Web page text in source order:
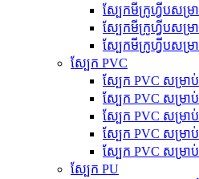
ស្បែកមីក្រូហ្វីបសម្រ
ស្បែកមីក្រូហ្វីបសម្រា
ស្បែកមីក្រូហ្វីបសម្រ
ស្បែក PVC
ស្បែក PVC សម្រា
ស្បែក PVC សម្រាប់
ស្បែក PVC សម្រា
ស្បែក PVC សម្រាប់
ស្បែក PVC សម្រា
ស្បែក PU